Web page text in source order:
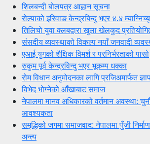
शिलबन्दी बोलपत्र आह्वान सूचना
रोल्पाको इरिवाङ केन्द्रबिन्दु भएर ४.४
तिलिचो युवा क्लबद्वारा खुला खेलकुद
संसदीय व्यवस्थाको विकल्प नयाँ जनवादी
एआई युगको शैक्षिक विमर्श र परनिर्भरताको पासो
रुकुम पूर्व केन्द्रविन्दु भएर भूकम्प धक्का
रोम विधान अनुमोदनका लागि प्रजिअमार्फत
विभेद भोग्नेको आँखाबाट समाज
नेपालमा मानव अधिकारको वर्तमान अवस्था:
आवश्यकता
समृद्धिको जगमा समाजवाद: नेपालमा पुँजी
अन्त्य